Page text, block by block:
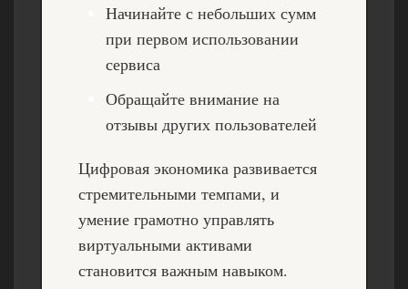
Начинайте с небольших сумм
при первом использовании
сервиса
Обращайте внимание на
отзывы других пользователей
Цифровая экономика развивается
стремительными темпами, и
умение грамотно управлять
виртуальными активами
становится важным навыком.